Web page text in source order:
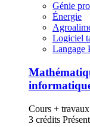
Génie
Énergie
Logiciel
Langage
Cours +
3 crédits